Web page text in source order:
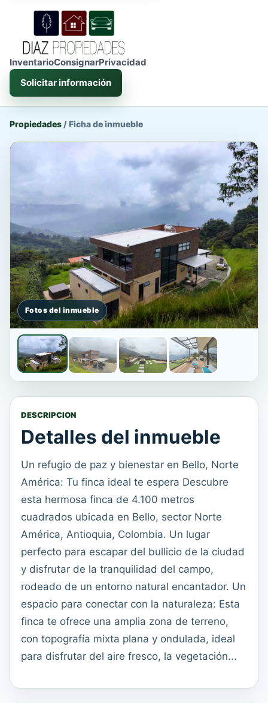
InventarioConsignarPrivacidad
Solicitar información
Propiedades /Ficha de inmueble
DESCRIPCION
Detalles del inmueble
Un refugio de paz y bienestar en Bello, Norte
América: Tu finca ideal te espera Descubre
esta hermosa finca de 4.100 metros
cuadrados ubicada en Bello, sector Norte
América, Antioquia, Colombia. Un lugar
perfecto para escapar del bullicio de la ciudad
y disfrutar de la tranquilidad del campo,
rodeado de un entorno natural encantador. Un
espacio para conectar con la naturaleza: Esta
finca te ofrece una amplia zona de terreno,
con topografía mixta plana y ondulada, ideal
para disfrutar del aire fresco, la vegetación...